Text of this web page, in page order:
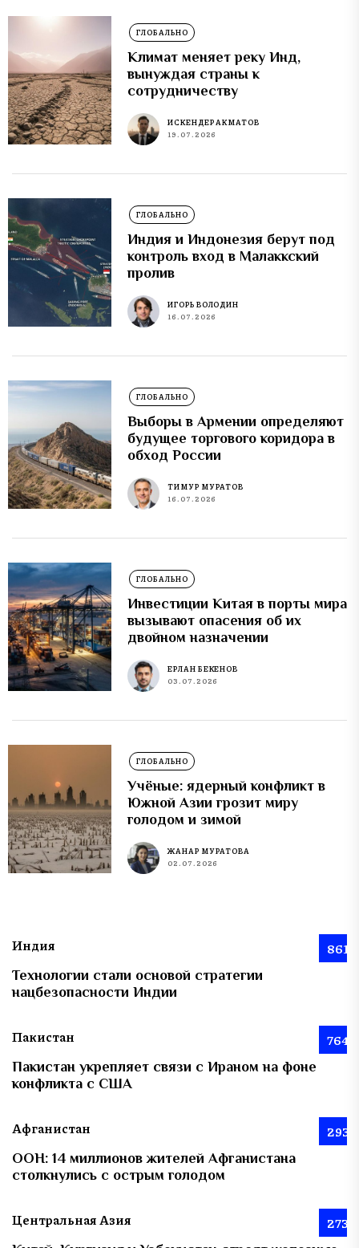
ГЛОБАЛЬНО
Климат меняет реку Инд,
вынуждая страны к
сотрудничеству
ИСКЕНДЕР АКМАТОВ
19.07.2026
ГЛОБАЛЬНО
Индия и Индонезия берут под
контроль вход в Малаккский
пролив
ИГОРЬ ВОЛОДИН
16.07.2026
ГЛОБАЛЬНО
Выборы в Армении определяют
будущее торгового коридора в
обход России
ТИМУР МУРАТОВ
16.07.2026
ГЛОБАЛЬНО
Инвестиции Китая в порты мира
вызывают опасения об их
двойном назначении
ЕРЛАН БЕКЕНОВ
03.07.2026
ГЛОБАЛЬНО
Учёные: ядерный конфликт в
Южной Азии грозит миру
голодом и зимой
ЖАНАР МУРАТОВА
02.07.2026
Индия 861
Технологии стали основой стратегии
нацбезопасности Индии
Пакистан 764
Пакистан укрепляет связи с Ираном на фоне
конфликта с США
Афганистан 293
ООН: 14 миллионов жителей Афганистана
столкнулись с острым голодом
Центральная Азия 273